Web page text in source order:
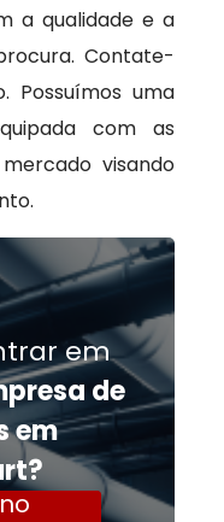
a qualidade e a
Contate-
Possuímos uma
com as
visando
em
de
em